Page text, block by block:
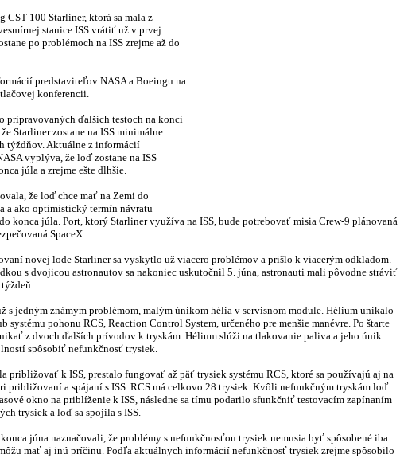
CST-100 Starliner, ktorá sa mala z
stanice ISS vrátiť už v prvej
po problémoch na ISS zrejme až do
predstaviteľov NASA a Boeingu na
konferencii.
pripravovaných ďalších testoch na konci
Starliner zostane na ISS minimálne
týždňov. Aktuálne z informácií
vyplýva, že loď zostane na ISS
júla a zrejme ešte dlhšie.
že loď chce mať na Zemi do
a ako optimistický termín návratu
konca júla. Port, ktorý Starliner využíva na ISS, bude potrebovať misia Crew-9 plánovaná
SpaceX.
novej lode Starliner sa vyskytlo už viacero problémov a prišlo k viacerým odkladom.
s dvojicou astronautov sa nakoniec uskutočnil 5. júna, astronauti mali pôvodne stráviť
s jedným známym problémom, malým únikom hélia v servisnom module. Hélium unikalo
systému pohonu RCS, Reaction Control System, určeného pre menšie manévre. Po štarte
z dvoch ďalších prívodov k tryskám. Hélium slúži na tlakovanie paliva a jeho únik
spôsobiť nefunkčnosť trysiek.
približovať k ISS, prestalo fungovať až päť trysiek systému RCS, ktoré sa používajú aj na
približovaní a spájaní s ISS. RCS má celkovo 28 trysiek. Kvôli nefunkčným tryskám loď
okno na priblíženie k ISS, následne sa tímu podarilo sfunkčniť testovacím zapínaním
trysiek a loď sa spojila s ISS.
júna naznačovali, že problémy s nefunkčnosťou trysiek nemusia byť spôsobené iba
mať aj inú príčinu. Podľa aktuálnych informácií nefunkčnosť trysiek zrejme spôsobilo